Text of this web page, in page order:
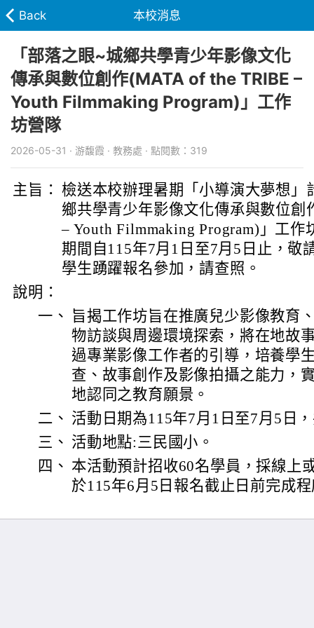
Back 本校消息
「部落之眼~城鄉共學青少年影像文化
傳承與數位創作(MATA of the TRIBE –
Youth Filmmaking Program)」工作
坊營隊
2026-05-31 · 游馥霞 · 教務處 · 點閱數：319
主旨： 檢送本校辦理暑期「小導演大夢想」
鄉共學青少年影像文化傳承與數位創
– Youth Filmmaking Program)」工作
期間自115年7月1日至7月5日止，敬
學生踴躍報名參加，請查照。
說明：
一、 旨揭工作坊旨在推廣兒少影像教育
物訪談與周邊環境探索，將在地故
過專業影像工作者的引導，培養學
查、故事創作及影像拍攝之能力，
地認同之教育願景。
二、 活動日期為115年7月1日至7月5日
三、 活動地點:三民國小。
四、 本活動預計招收60名學員，採線上
於115年6月5日報名截止日前完成